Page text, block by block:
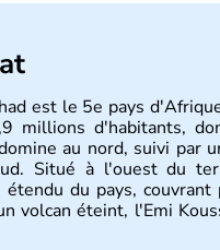
est le 5e pays
millions d'habitants,
au nord, suivi par
Situé à l'ouest du
du pays,
volcan éteint, l'Emi